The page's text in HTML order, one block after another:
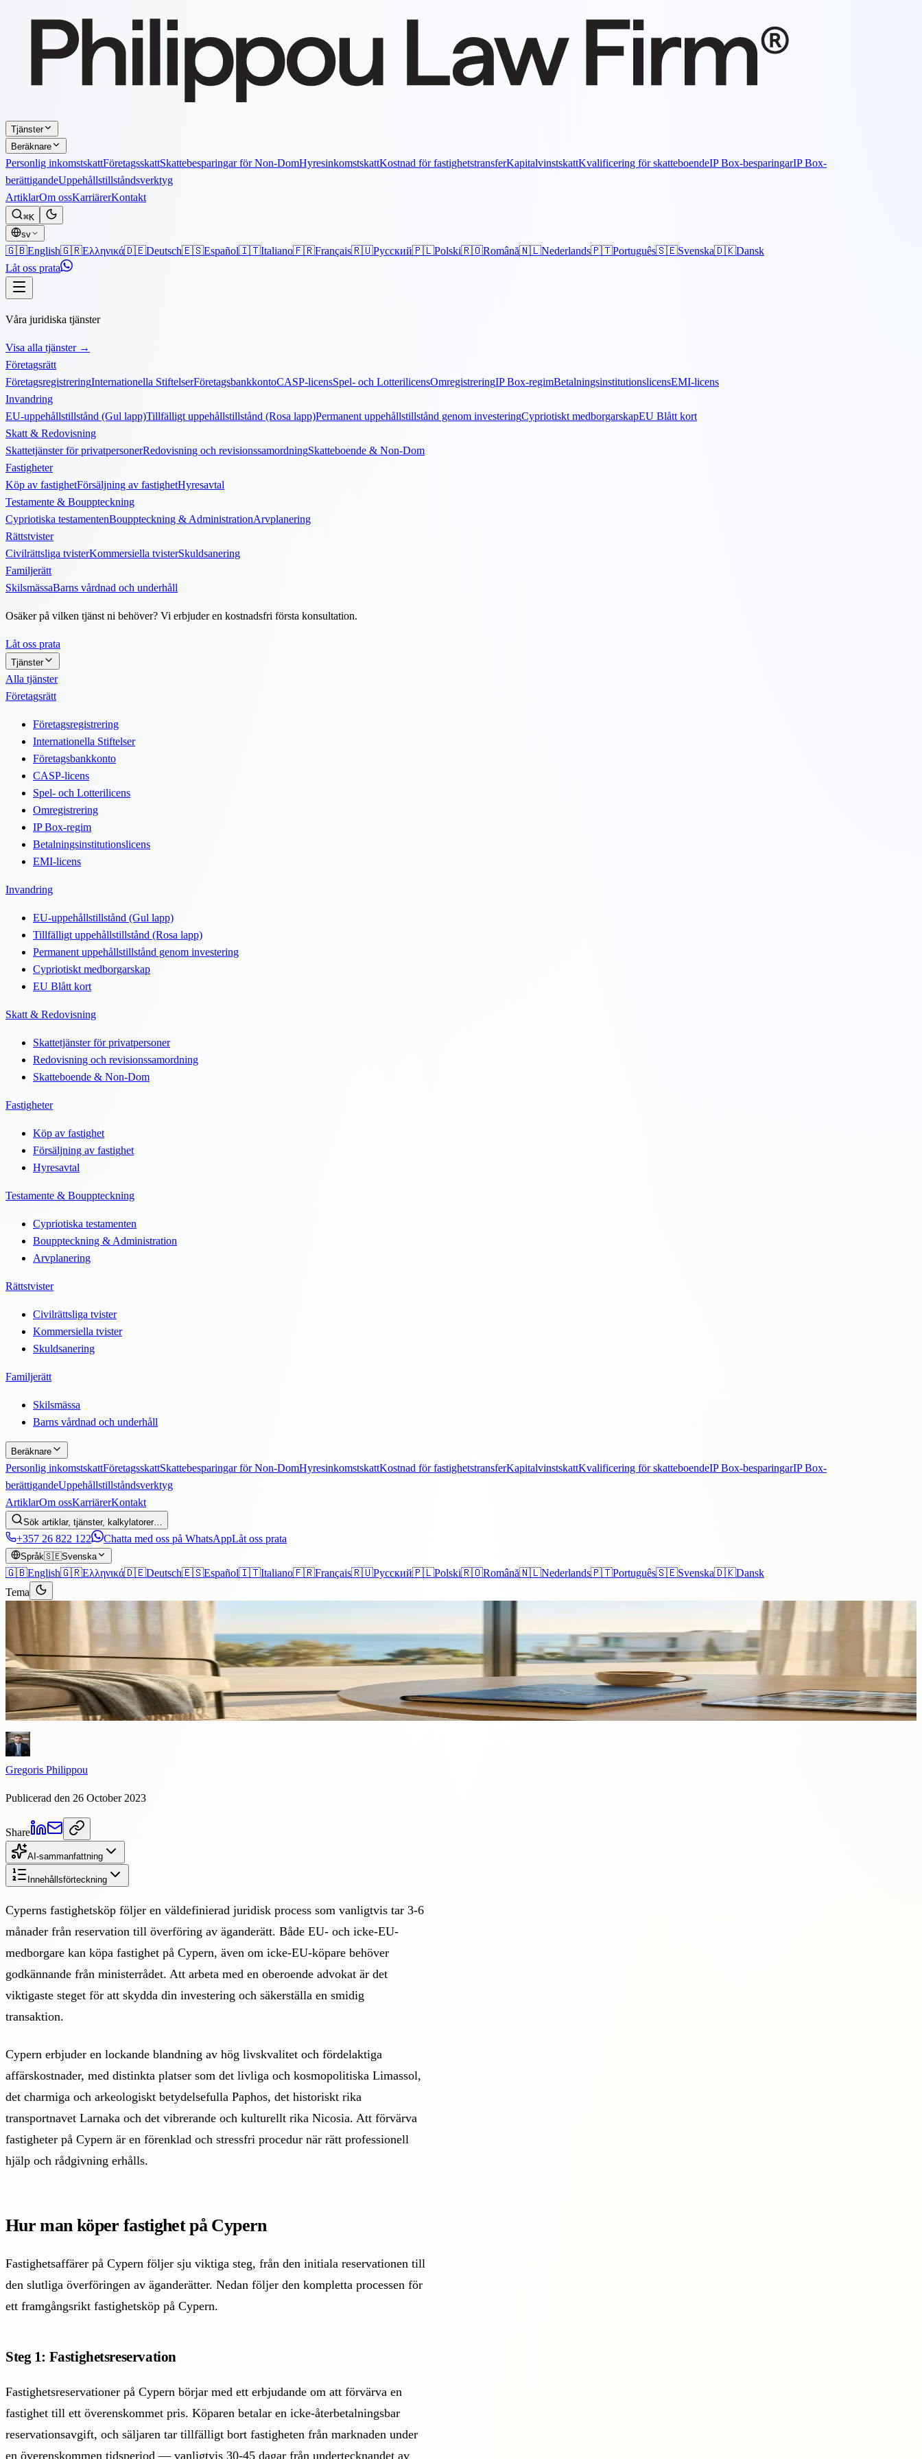
Tjänster
Beräknare
Personlig inkomstskattFöretagsskattSkattebesparingar för Non-DomHyresinkomstskattKostnad för fastighetstransferKapitalvinstskattKvalificering för skatteboendeIP Box-besparingarIP Box-
berättigandeUppehållstillståndsverktyg
ArtiklarOm ossKarriärerKontakt
⌘K
sv
🇬🇧English🇬🇷Ελληνικά🇩🇪Deutsch🇪🇸Español🇮🇹Italiano🇫🇷Français🇷🇺Русский🇵🇱Polski🇷🇴Română🇳🇱Nederlands🇵🇹Português🇸🇪Svenska🇩🇰Dansk
Låt oss prata
Våra juridiska tjänster
Visa alla tjänster→
Företagsrätt
FöretagsregistreringInternationella StiftelserFöretagsbankkontoCASP-licensSpel- och LotterilicensOmregistreringIP Box-regimBetalningsinstitutionslicensEMI-licens
Invandring
EU-uppehållstillstånd (Gul lapp)Tillfälligt uppehållstillstånd (Rosa lapp)Permanent uppehållstillstånd genom investeringCypriotiskt medborgarskapEU Blått kort
Skatt & Redovisning
Skattetjänster för privatpersonerRedovisning och revisionssamordningSkatteboende & Non-Dom
Fastigheter
Köp av fastighetFörsäljning av fastighetHyresavtal
Testamente & Bouppteckning
Cypriotiska testamentenBouppteckning & AdministrationArvplanering
Rättstvister
Civilrättsliga tvisterKommersiella tvisterSkuldsanering
Familjerätt
SkilsmässaBarns vårdnad och underhåll
Osäker på vilken tjänst ni behöver? Vi erbjuder en kostnadsfri första konsultation.
Låt oss prata
Tjänster
Alla tjänster
Företagsrätt
Företagsregistrering
Internationella Stiftelser
Företagsbankkonto
CASP-licens
Spel- och Lotterilicens
Omregistrering
IP Box-regim
Betalningsinstitutionslicens
EMI-licens
Invandring
EU-uppehållstillstånd (Gul lapp)
Tillfälligt uppehållstillstånd (Rosa lapp)
Permanent uppehållstillstånd genom investering
Cypriotiskt medborgarskap
EU Blått kort
Skatt & Redovisning
Skattetjänster för privatpersoner
Redovisning och revisionssamordning
Skatteboende & Non-Dom
Fastigheter
Köp av fastighet
Försäljning av fastighet
Hyresavtal
Testamente & Bouppteckning
Cypriotiska testamenten
Bouppteckning & Administration
Arvplanering
Rättstvister
Civilrättsliga tvister
Kommersiella tvister
Skuldsanering
Familjerätt
Skilsmässa
Barns vårdnad och underhåll
Beräknare
Personlig inkomstskattFöretagsskattSkattebesparingar för Non-DomHyresinkomstskattKostnad för fastighetstransferKapitalvinstskattKvalificering för skatteboendeIP Box-besparingarIP Box-
berättigandeUppehållstillståndsverktyg
ArtiklarOm ossKarriärerKontakt
Sök artiklar, tjänster, kalkylatorer…
+357 26 822 122 Chatta med oss på WhatsAppLåt oss prata
Språk🇸🇪Svenska
🇬🇧English🇬🇷Ελληνικά🇩🇪Deutsch🇪🇸Español🇮🇹Italiano🇫🇷Français🇷🇺Русский🇵🇱Polski🇷🇴Română🇳🇱Nederlands🇵🇹Português🇸🇪Svenska🇩🇰Dansk
Tema
7 minuters läsning
Processen för att köpa fastighet på Cypern: En nybörjarguide
Cypern erbjuder en lockande blandning av hög levnadsstandard och fördelaktiga affärskostnader, med unika platser som det livliga och kosmopolitiska Limassol, det charmiga och arkeologiskt...
Gregoris Philippou
Publicerad den 26 October 2023
Share
AI-sammanfattning
Innehållsförteckning
Cyperns fastighetsköp följer en väldefinierad juridisk process som vanligtvis tar 3-6
månader från reservation till överföring av äganderätt. Både EU- och icke-EU-
medborgare kan köpa fastighet på Cypern, även om icke-EU-köpare behöver
godkännande från ministerrådet. Att arbeta med en oberoende advokat är det
viktigaste steget för att skydda din investering och säkerställa en smidig
transaktion.
Cypern erbjuder en lockande blandning av hög livskvalitet och fördelaktiga
affärskostnader, med distinkta platser som det livliga och kosmopolitiska Limassol,
det charmiga och arkeologiskt betydelsefulla Paphos, det historiskt rika
transportnavet Larnaka och det vibrerande och kulturellt rika Nicosia. Att förvärva
fastigheter på Cypern är en förenklad och stressfri procedur när rätt professionell
hjälp och rådgivning erhålls.
Hur man köper fastighet på Cypern
Fastighetsaffärer på Cypern följer sju viktiga steg, från den initiala reservationen till
den slutliga överföringen av äganderätter. Nedan följer den kompletta processen för
ett framgångsrikt fastighetsköp på Cypern.
Steg 1: Fastighetsreservation
Fastighetsreservationer på Cypern börjar med ett erbjudande om att förvärva en
fastighet till ett överenskommet pris. Köparen betalar en icke-återbetalningsbar
reservationsavgift, och säljaren tar tillfälligt bort fastigheten från marknaden under
en överenskommen tidsperiod — vanligtvis 30-45 dagar från undertecknandet av